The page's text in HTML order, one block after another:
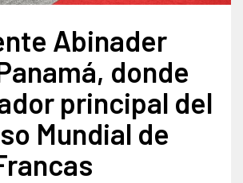
Abinader
donde
principal del
Mundial de